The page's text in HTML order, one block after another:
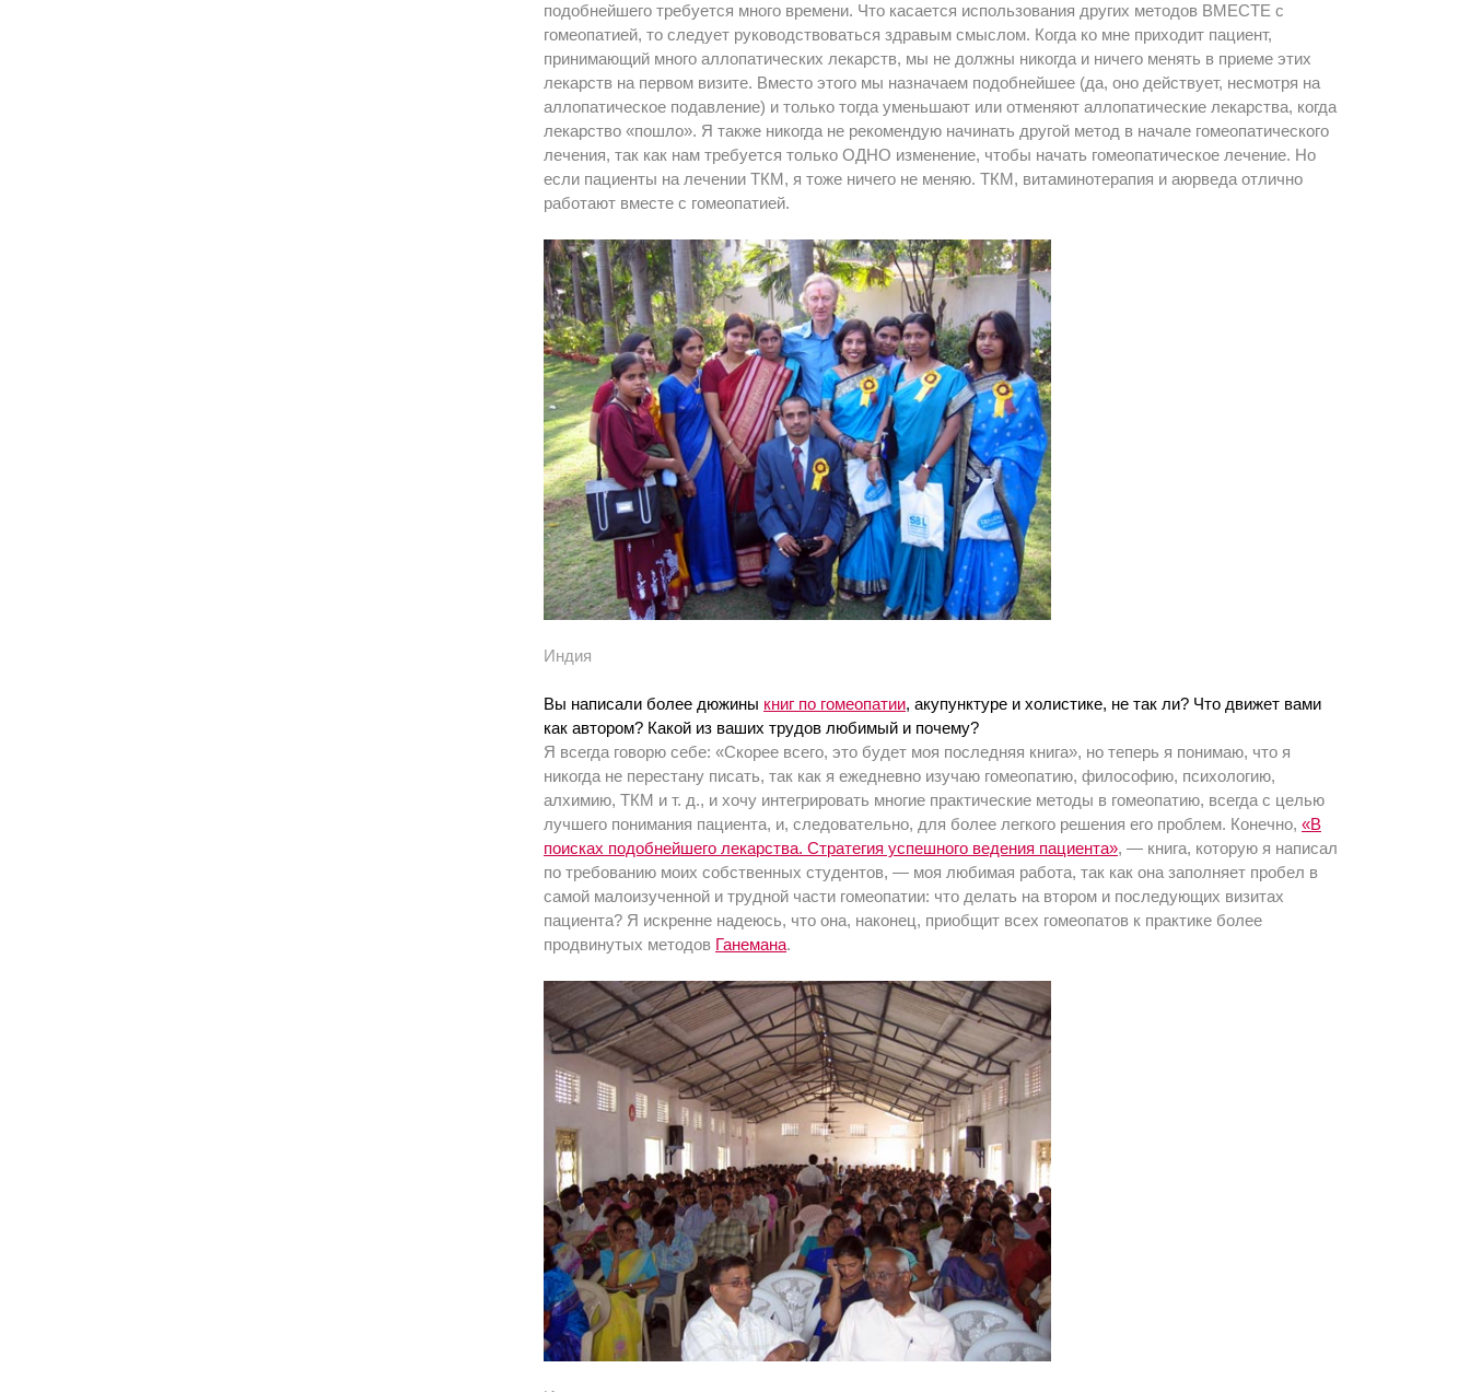
подобнейшего требуется много времени. Что касается использования других методов ВМЕСТЕ с
гомеопатией, то следует руководствоваться здравым смыслом. Когда ко мне приходит пациент,
принимающий много аллопатических лекарств, мы не должны никогда и ничего менять в приеме этих
лекарств на первом визите. Вместо этого мы назначаем подобнейшее (да, оно действует, несмотря на
аллопатическое подавление) и только тогда уменьшают или отменяют аллопатические лекарства, когда
лекарство «пошло». Я также никогда не рекомендую начинать другой метод в начале гомеопатического
лечения, так как нам требуется только ОДНО изменение, чтобы начать гомеопатическое лечение. Но
если пациенты на лечении ТКМ, я тоже ничего не меняю. ТКМ, витаминотерапия и аюрведа отлично
работают вместе с гомеопатией.
Индия
Вы написали более дюжины книг по гомеопатии, акупунктуре и холистике, не так ли? Что движет вами
как автором? Какой из ваших трудов любимый и почему?
Я всегда говорю себе: «Скорее всего, это будет моя последняя книга», но теперь я понимаю, что я
никогда не перестану писать, так как я ежедневно изучаю гомеопатию, философию, психологию,
алхимию, ТКМ и т. д., и хочу интегрировать многие практические методы в гомеопатию, всегда с целью
лучшего понимания пациента, и, следовательно, для более легкого решения его проблем. Конечно, «В
поисках подобнейшего лекарства. Стратегия успешного ведения пациента», — книга, которую я написал
по требованию моих собственных студентов, — моя любимая работа, так как она заполняет пробел в
самой малоизученной и трудной части гомеопатии: что делать на втором и последующих визитах
пациента? Я искренне надеюсь, что она, наконец, приобщит всех гомеопатов к практике более
продвинутых методов Ганемана.